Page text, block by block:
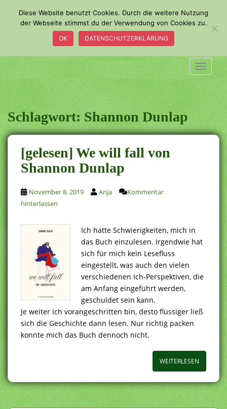
o
m
a
i
n
c
o
n
t
e
n
t
Schlagwort:Shannon Dunlap
[gelesen] We will fall von
Shannon Dunlap
November 8, 2019 Anja
Kommentar
hinterlassen
Ich hatte Schwierigkeiten, mich in
das Buch einzulesen. Irgendwie hat
sich für mich kein Lesefluss
eingestellt, was auch den vielen
verschiedenen Ich-Perspektiven, die
am Anfang eingeführt werden,
geschuldet sein kann.
Je weiter ich vorangeschritten bin, desto flüssiger ließ
sich die Geschichte dann lesen. Nur richtig packen
konnte mich das Buch dennoch nicht.
WEITERLESEN
Diese Website benutzt Cookies. Durch die weitere Nutzung
der Webseite stimmst du der Verwendung von Cookies zu.
OK DATENSCHUTZERKLÄRUNG